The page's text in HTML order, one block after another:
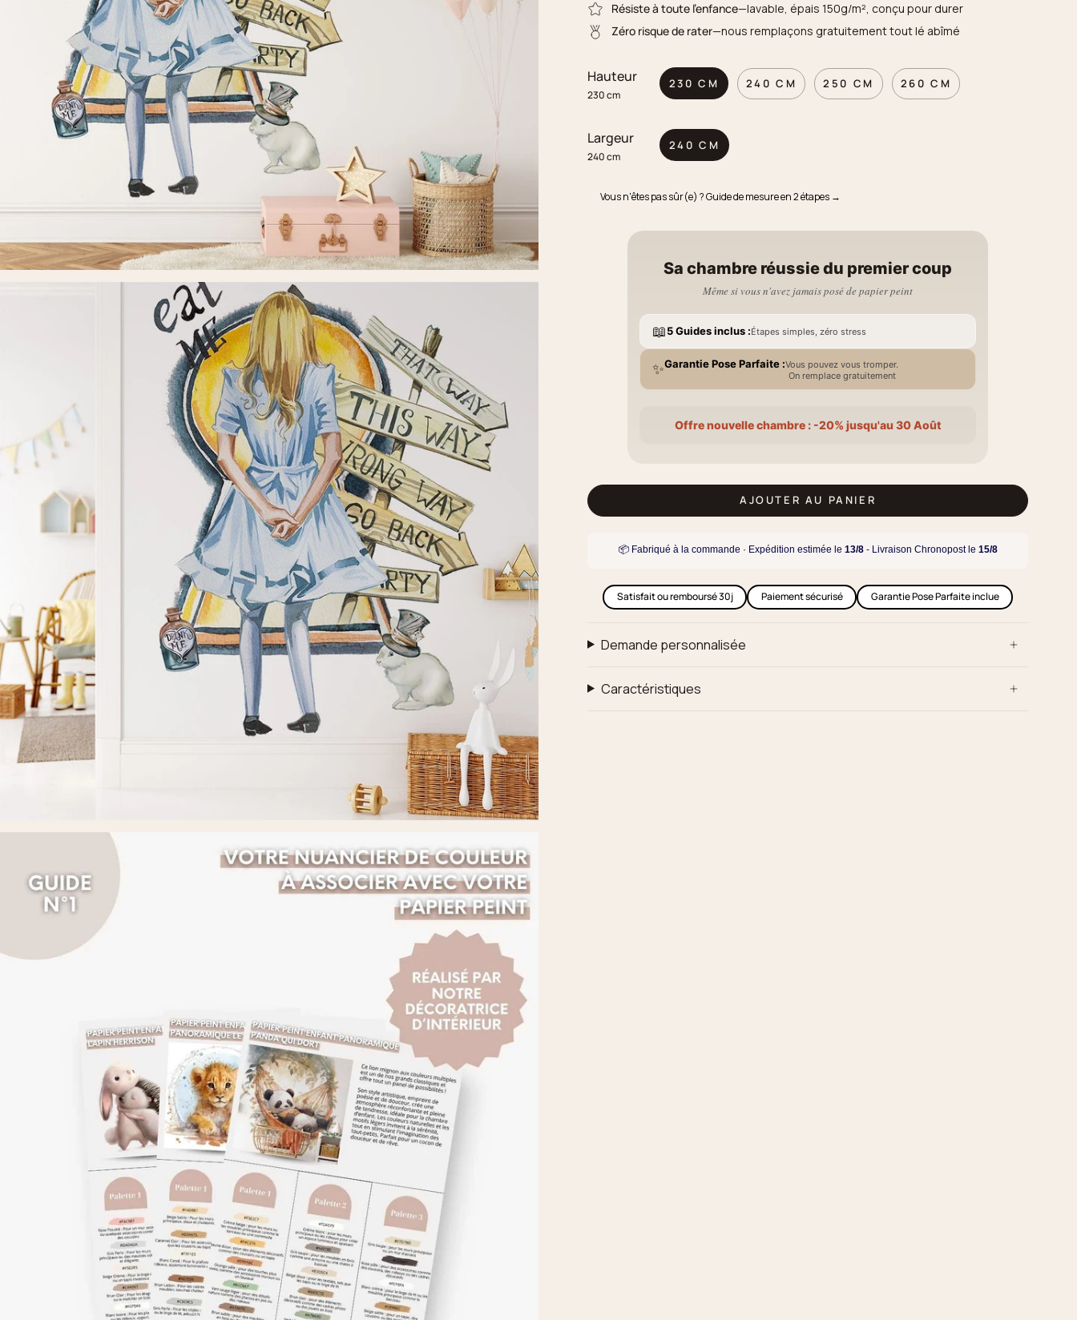
Résiste à toute l'enfance—lavable, épais 150g/m², conçu pour durer
Zéro risque de rater—nous remplaçons gratuitement tout lé abîmé
Hauteur
230 cm
230 CM 240 CM 250 CM 260 CM
Largeur
240 cm
240 CM
Vous n'êtes pas sûr(e) ? Guide de mesure en 2 étapes →
Sa chambre réussie du premier coup
Même si vous n'avez jamais posé de papier peint
📖5 Guides inclus :Étapes simples, zéro stress
✨Garantie Pose Parfaite :Vous pouvez vous tromper.
On remplace gratuitement
Offre nouvelle chambre : -20% jusqu'au 30 Août
AJOUTER AU PANIER
📦 Fabriqué à la commande · Expédition estimée le 13/8- Livraison Chronopost le 15/8
Satisfait ou remboursé 30j Paiement sécurisé Garantie Pose Parfaite inclue
Demande personnalisée
Caractéristiques